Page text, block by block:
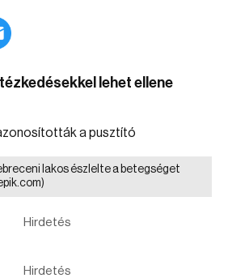
lehet ellene
lakos észlelte a betegséget
Hirdetés
Hirdetés